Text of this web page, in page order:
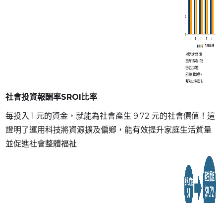
社會投資報酬率SROI比率
每投入 1 元的資金，就能為社會產生 9.72 元的社會價值！這
證明了運用科技將資源擴及偏鄉，能有效提升家庭生活質量
並促進社會整體福祉